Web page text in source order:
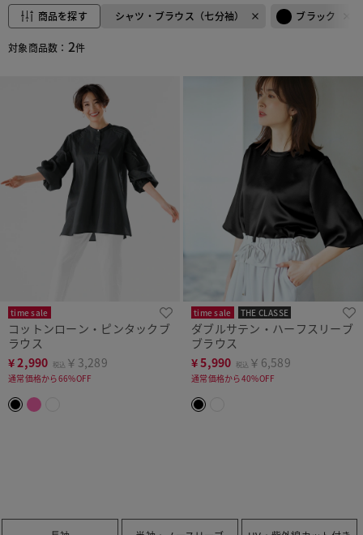
商品を探す シャツ・ブラウス（七分袖） ブラック
対象商品数： 2件
time sale
コットンローン・ピンタックブ
ラウス
¥2,990 税込 ￥3,289
通常価格から66%OFF
time sale THE CLASSE
ダブルサテン・ハーフスリーブ
ブラウス
¥5,990 税込 ￥6,589
通常価格から40%OFF